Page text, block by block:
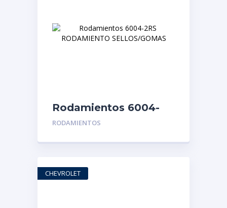
Rodamientos 6004-
2RS RODAMIENTO
RODAMIENTOS
CHEVROLET